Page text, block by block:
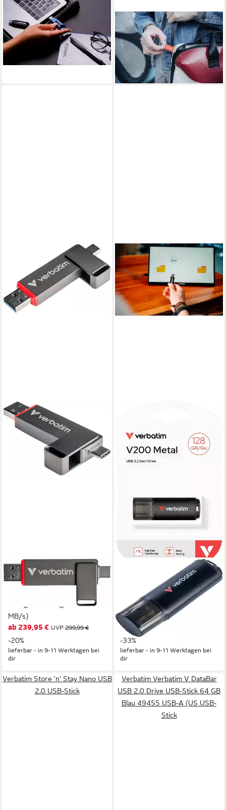
VERBATIM
V3 MAX 128GB USB-Stick
(USB 3.2)
ab 37,71 €
lieferbar - in 2-3 Werktagen bei dir
Verbatim V DataBar USB 2.0
Drive USB-Stick 16 GB Rot
49453 USB-A (USB USB-
ab 12,94 €
lieferbar - in 2-3 Werktagen bei dir
VERBATIM
Dual QuickStick 1000 GB
Lesegeschwindigkeit 550
MB/s)
ab 239,95 € UVP 299,99 €
-20%
lieferbar - in 9-11 Werktagen bei
dir
USB Stick 128GB
Speicherstick V200 Metal
schwarz USB 3.2 Gen 1 USB-
Stick
39,95 € UVP
-33%
lieferbar - in 9-11 Werktagen bei
dir
Verbatim Store 'n' Stay Nano USB
2.0 USB-Stick
Verbatim Verbatim V DataBar
USB 2.0 Drive USB-Stick 64 GB
Blau 49455 USB-A (US USB-
Stick